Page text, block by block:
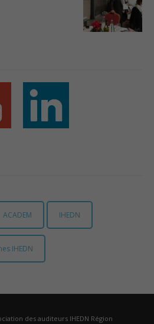
Paris
France
ACADEM IHEDN
IHEDN
des auditeurs IHEDN Région